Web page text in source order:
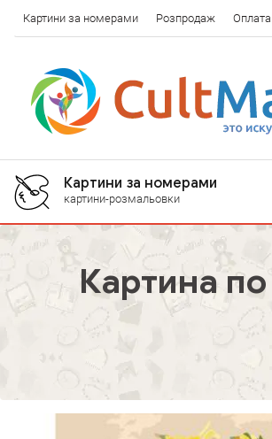
Картини за номерами Розпродаж Оплата
Картини за номерами
картини-розмальовки
Картина